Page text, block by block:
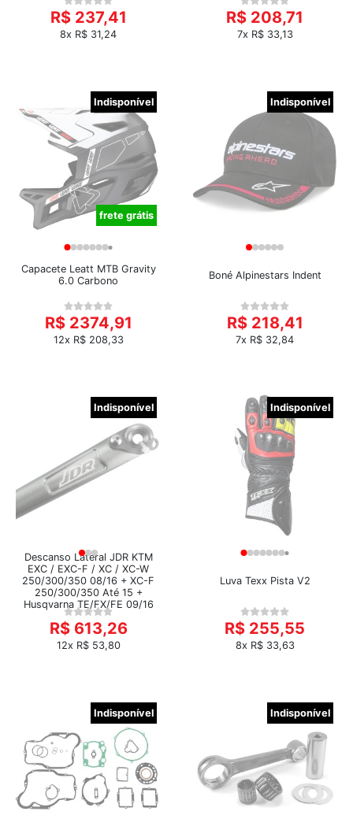
R$ 237,41
8x R$ 31,24
R$ 208,71
7x R$ 33,13
Indisponível
frete grátis
Capacete Leatt MTB Gravity
6.0 Carbono
R$ 2374,91
12x R$ 208,33
Indisponível
Boné Alpinestars Indent
R$ 218,41
7x R$ 32,84
Indisponível
Descanso Lateral JDR KTM
EXC / EXC-F / XC / XC-W
250/300/350 08/16 + XC-F
250/300/350 Até 15 +
Husqvarna TE/FX/FE 09/16
R$ 613,26
12x R$ 53,80
Indisponível
Luva Texx Pista V2
R$ 255,55
8x R$ 33,63
Indisponível Indisponível